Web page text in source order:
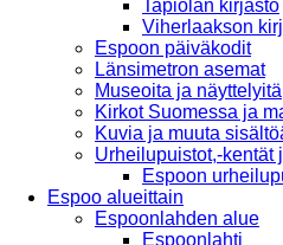
Tapiolan kirjasto
Viherlaakson
Espoon päiväkodit
Länsimetron asemat
Museoita ja näyttelyitä
Kirkot Suomessa ja
Kuvia ja muuta
Urheilupuistot,-kentät
Espoon
Espoo alueittain
Espoonlahden alue
Espoonlahti